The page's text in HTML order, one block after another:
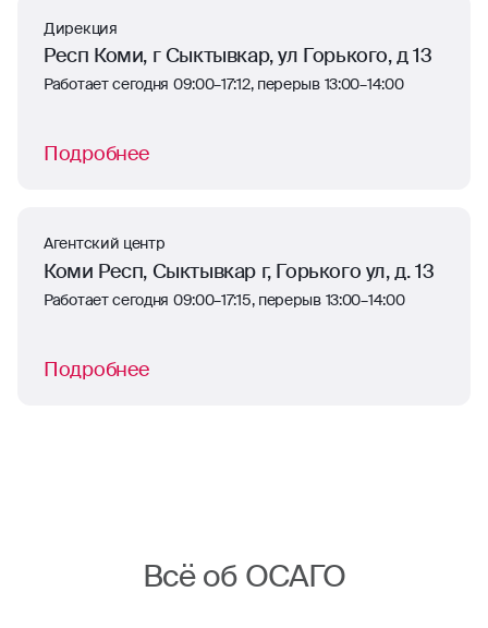
Дирекция
Респ Коми, г Сыктывкар, ул Горького, д 13
Работает сегодня 09:00–17:12, перерыв 13:00–14:00
Подробнее
Агентский центр
Коми Респ, Сыктывкар г, Горького ул, д. 13
Работает сегодня 09:00–17:15, перерыв 13:00–14:00
Подробнее
Всё об ОСАГО